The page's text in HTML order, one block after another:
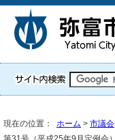
現在の位置： ホーム > 市議会